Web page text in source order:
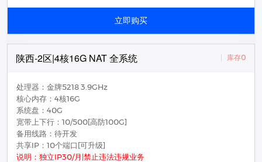
立即购买
陕西-2区|4核16G NAT 全系统 库存0
处理器：金牌5218 3.9GHz
核心内存：4核16G
系统盘：40G
宽带上下行：10/500[高防100G]
备用线路：待开发
共享IP：10个端口[可升级]
说明：独立IP30/月|禁止违法违规业务